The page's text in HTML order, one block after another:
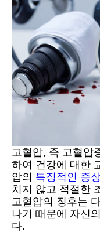
고혈압, 즉 고혈압
하여 건강에 대한
압의 특징적인 증
치지 않고 적절한
고혈압의 징후는
나기 때문에 자신
다.